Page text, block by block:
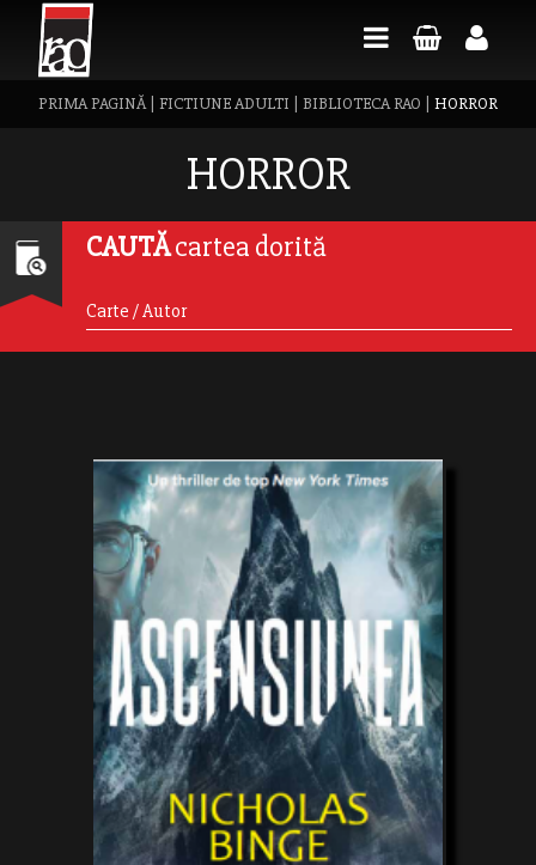
PRIMA PAGINĂ| FICTIUNE ADULTI BIBLIOTECA RAO HORROR
HORROR
CAUTĂcartea dorită